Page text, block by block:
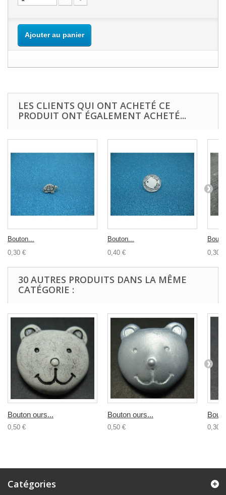
Ajouter au panier
LES CLIENTS QUI ONT ACHETÉ CE
PRODUIT ONT ÉGALEMENT ACHETÉ...
Bouton...
0,30 €
Bouton...
0,40 €
0,30 €
30 AUTRES PRODUITS DANS LA MÊME
CATÉGORIE :
Bouton ours...
0,50 €
Bouton ours...
0,50 € 0,30 €
Catégories